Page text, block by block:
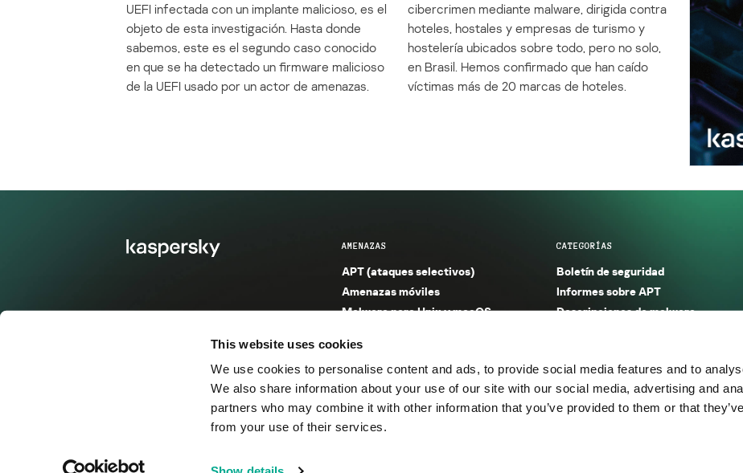
This website uses cookies
We use cookies to personalise content and ads, to provide social media features and to
We also share information about your use of our site with our social media, advertising and
partners who may combine it with other information that you’ve provided to them or that
from your use of their services.
UEFI infectada con un implante malicioso, es el
objeto de esta investigación. Hasta donde
sabemos, este es el segundo caso conocido
en que se ha detectado un firmware malicioso
de la UEFI usado por un actor de amenazas.
cibercrimen mediante malware, dirigida contra
hoteles, hostales y empresas de turismo y
hostelería ubicados sobre todo, pero no solo,
en Brasil. Hemos confirmado que han caído
víctimas más de 20 marcas de hoteles.
AMENAZAS
APT (ataques selectivos)
Amenazas móviles
Malware para Unix y macOS
Entorno seguro (IoT)
Amenazas financieras
Amenazas industriales
Spam y phishing
CATEGORÍAS
Boletín de seguridad
Informes sobre APT
Descripciones de malware
Informes sobre spam y phishing
Publicaciones
Incidentes
© 2026 AO Kaspersky Lab. Todos los derechos reservados.